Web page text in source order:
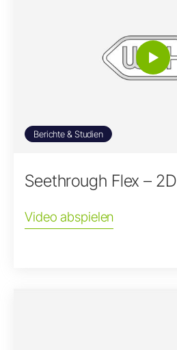
Berichte & Studien
Seethrough Flex –
Video abspielen